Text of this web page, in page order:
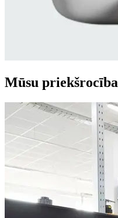
Mūsu priekšrocība